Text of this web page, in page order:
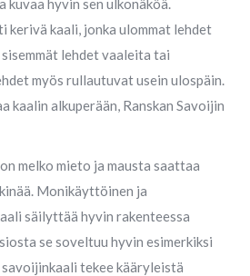
kuvaa hyvin sen ulkonäköä.
kerivä kaali, jonka ulommat lehdet
lehdet vaaleita tai
myös rullautuvat usein ulospäin.
kaalin alkuperään, Ranskan Savoijin
melko mieto ja mausta saattaa
Monikäyttöinen ja
säilyttää hyvin rakenteessa
se soveltuu hyvin esimerkiksi
tekee kääryleistä